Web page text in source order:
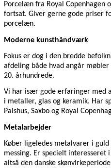
Porcelæn fra Royal Copenhagen
fortsat. Giver gerne gode priser
porcelæn.
Moderne kunsthåndværk
Fokus er dog i den bredde
afdeling både hvad angår
20. århundrede.
Vi har især gode erfaringer med
i metaller, glas og keramik. Har
Palshus, Saxbo og Royal
Metalarbejder
Køber ligeledes metalvarer i
messing. Er specielt
altså den danske